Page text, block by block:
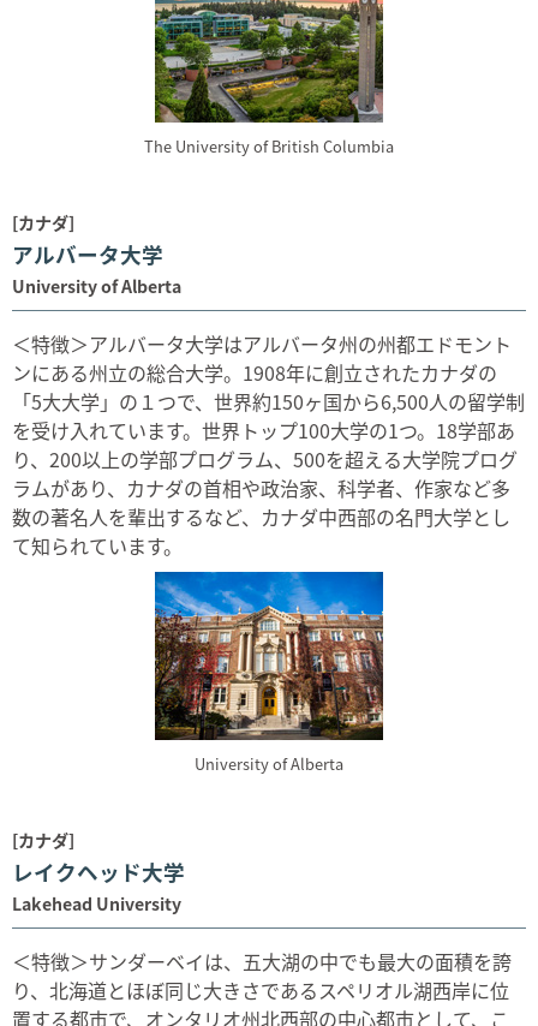
The University of British Columbia
[カナダ]
アルバータ大学
University of Alberta
＜特徴＞アルバータ大学はアルバータ州の州都エドモント
ンにある州立の総合大学。1908年に創立されたカナダの
「5大大学」の１つで、世界約150ヶ国から6,500人の留学制
を受け入れています。世界トップ100大学の1つ。18学部あ
り、200以上の学部プログラム、500を超える大学院プログ
ラムがあり、カナダの首相や政治家、科学者、作家など多
数の著名人を輩出するなど、カナダ中西部の名門大学とし
て知られています。
University of Alberta
[カナダ]
レイクヘッド大学
Lakehead University
＜特徴＞サンダーベイは、五大湖の中でも最大の面積を誇
り、北海道とほぼ同じ大きさであるスペリオル湖西岸に位
置する都市で、オンタリオ州北西部の中心都市として、こ